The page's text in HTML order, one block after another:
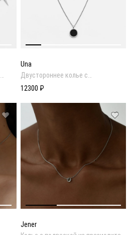
Una
Двустороннее колье с
перламутром и ониксом
12300 ₽
Jener